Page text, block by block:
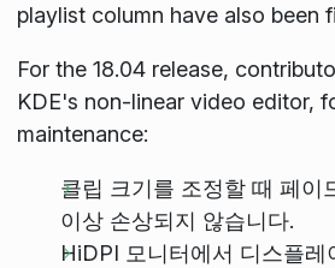
playlist column have also been
For the 18.04 release,
KDE's non-linear video editor,
maintenance:
클립 크기를 조정할 때 페이
이상 손상되지 않습니다.
HiDPI 모니터에서 디스플레